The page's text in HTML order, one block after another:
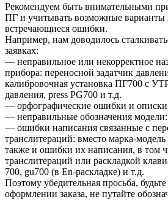
Рекомендуем быть внимательными
ПГ и учитывать возможные варианты
встречающиеся ошибки.
Например, нам доводилось
заявках:
— неправильное или некорректное
прибора: переносной задатчик
калибровочная установка ПГ700 с
давления, press PG700 и т.д.
— орфографические ошибки и
— неправильные обозначения
— ошибки написания связанные с
транслитераций: вместо марка-
также и ошибки их написания, в том
транслитераций или раскладкой
700, gu700 (в En-раскладке) и т.д.
Поэтому убедительная просьба,
оформлении заказа, не путайте